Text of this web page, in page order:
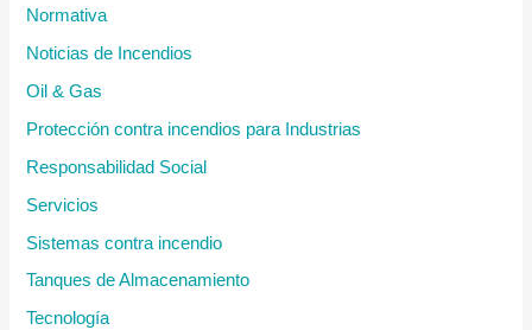
Normativa
Noticias de Incendios
Oil & Gas
Protección contra incendios para Industrias
Responsabilidad Social
Servicios
Sistemas contra incendio
Tanques de Almacenamiento
Tecnología